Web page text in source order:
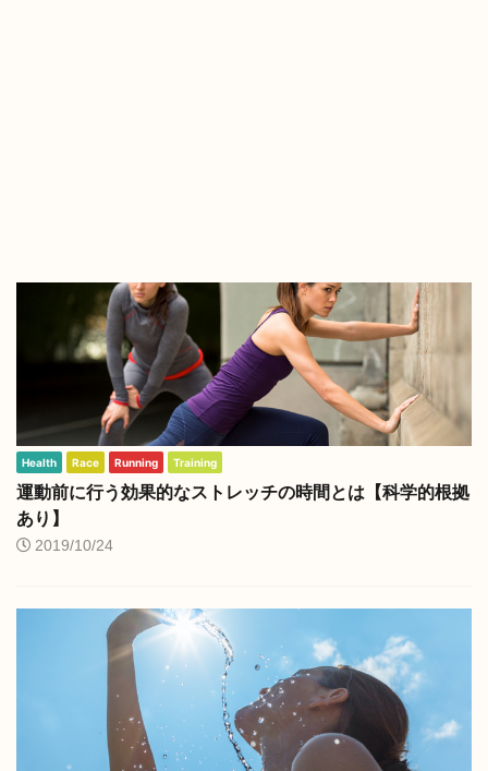
Health Race Running Training
運動前に行う効果的なストレッチの時間とは【科学的根拠
あり】
2019/10/24